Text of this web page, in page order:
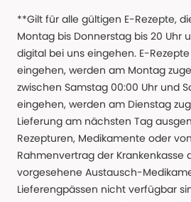
**Gilt für alle gültigen E-Rezepte,
Montag bis Donnerstag bis 20 Uhr
digital bei uns eingehen. E-
eingehen, werden am Montag
zwischen Samstag 00:00 Uhr und
eingehen, werden am Dienstag
Lieferung am nächsten Tag
Rezepturen, Medikamente oder
Rahmenvertrag der Krankenkasse
vorgesehene Austausch-
Lieferengpässen nicht verfügbar